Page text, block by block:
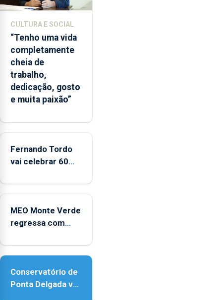
2026.
ilha
das
Flores
apresenta
um
“decréscimo
significativo”
CPUE
2022
e
CULTURA E SOCIAL
“Tenho uma vida
completamente
cheia de
trabalho,
dedicação, gosto
e muita paixão”
Fernando Tordo
vai celebrar 60
no Coliseu
MEO Monte Verde
regressa com
acessibilidade
Conservatório de
Ponta Delgada vai